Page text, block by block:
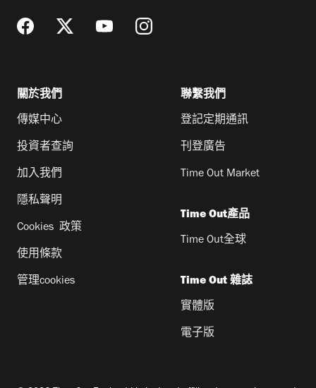
關於我們
傳媒中心
投資者查詢
加入我們
隱私聲明
Cookies 政策
使用條款
管理cookies
聯繫我們
登記定期通訊
刊登廣告
Time Out Market
Time Out產品
Time Out全球
Time Out 雜誌
實體版
電子版